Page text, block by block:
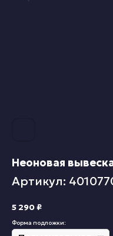
Неоновая
Артикул:
5 290₽
Форма подложки: